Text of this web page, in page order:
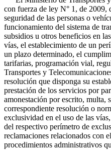
con fuerza de ley N° 1, de 2009,
seguridad de las personas o
funcionamiento del sistema de
subsidios u otros beneficios en
vías, el establecimiento de un
un plazo determinado, el
tarifarias, programación vial,
Transportes y
resolución que disponga su
prestación de los servicios por
amonestación por escrito, multa,
correspondiente resolución o
exclusividad en el uso de las
del respectivo perímetro de
reclamaciones relacionados con
procedimientos administrativos